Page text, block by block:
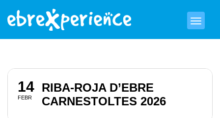
14
FEBR
RIBA-ROJA D’EBRE
CARNESTOLTES 2026